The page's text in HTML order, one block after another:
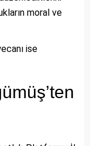
moral ve
ise